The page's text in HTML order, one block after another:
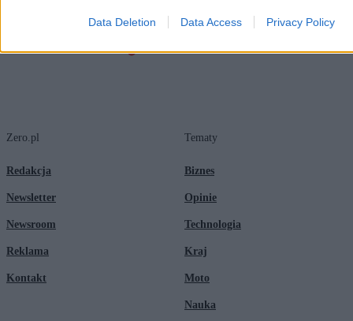
Data Deletion Data Access Privacy Policy
Zero.pl
Redakcja
Newsletter
Newsroom
Reklama
Kontakt
Tematy
Biznes
Opinie
Technologia
Kraj
Moto
Nauka